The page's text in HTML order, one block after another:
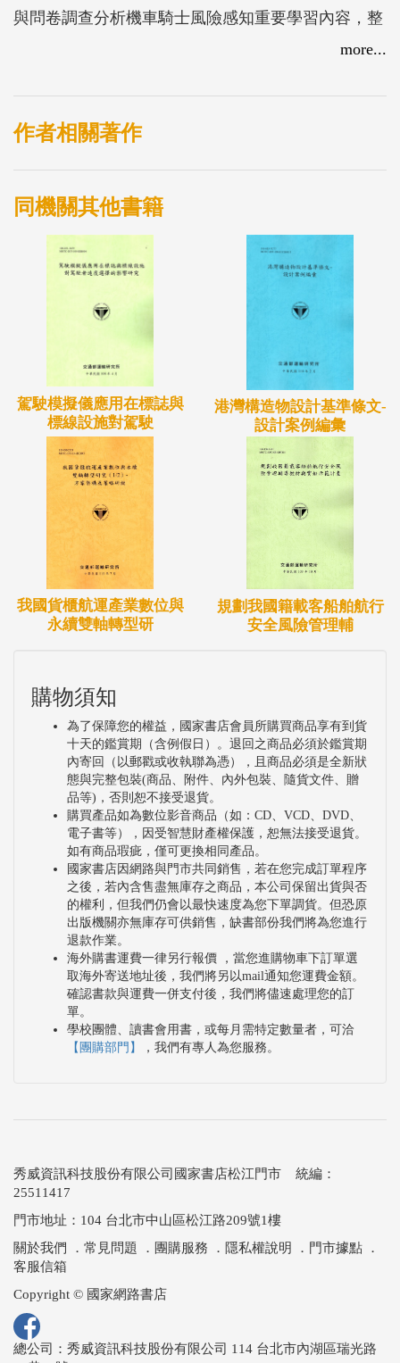
與問卷調查分析機車騎士風險感知重要學習內容，整
理各個風險主題之重點學習訓練內容，發展出機車行
駛等，以作為後續建構機車駕駛遊戲內容之基礎。本
計畫以少車道數情境進行機車駕駛遊戲情境設計，擴
展示暨應用方式座談會，並探討機車駕駛遊戲學習系
統應用於機車駕訓的可行性和可行方式。
本計畫同時針對年輕人設計機車安全認知知識問卷，
以了解年輕人之機車安全認知知識能力，問卷題目包
含標誌標線及號誌意義與設置功能、讓路權法規及正
確駕駛行為，並依據問卷分析結果整理年輕機車騎士
需加強之處，研擬由機車出發至停車過程中，10大機
車駕駛應該學習的機車安全主題。本計畫最後針對大
學生進行遊戲系統及紙本教材的施測，了解未考取駕
照或剛考取駕照但駕駛經驗較少的學習者，在使用不
同教學方法下，對於交通安全知識的學習成效差異，
最後提出機車危險感知學習工具應用發展及推廣建
more...
作者相關著作
同機關其他書籍
駕駛模擬儀應用在標誌與
標線設施對駕駛
港灣構造物設計基準條文-
設計案例編彙
我國貨櫃航運產業數位與
永續雙軸轉型研
規劃我國籍載客船舶航行
安全風險管理輔
購物須知
為了保障您的權益，國家書店會員所購買商品享有到貨
十天的鑑賞期（含例假日）。退回之商品必須於鑑賞期
內寄回（以郵戳或收執聯為憑），且商品必須是全新狀
態與完整包裝(商品、附件、內外包裝、隨貨文件、贈
品等)，否則恕不接受退貨。
購買產品如為數位影音商品（如：CD、VCD、DVD、
電子書等），因受智慧財產權保護，恕無法接受退貨。
如有商品瑕疵，僅可更換相同產品。
國家書店因網路與門市共同銷售，若在您完成訂單程序
之後，若內含售盡無庫存之商品，本公司保留出貨與否
的權利，但我們仍會以最快速度為您下單調貨。但恐原
出版機關亦無庫存可供銷售，缺書部份我們將為您進行
退款作業。
海外購書運費一律另行報價 ，當您進購物車下訂單選
取海外寄送地址後，我們將另以mail通知您運費金額。
確認書款與運費一併支付後，我們將儘速處理您的訂
單。
學校團體、讀書會用書，或每月需特定數量者，可洽
【團購部門】
，我們有專人為您服務。
秀威資訊科技股份有限公司國家書店松江門市 統編：
25511417
門市地址：104 台北市中山區松江路209號1樓
關於我們
． 常見問題 ． 團購服務 ． 隱私權說明 ． 門市據點 ．
客服信箱
Copyright © 國家網路書店
總公司：秀威資訊科技股份有限公司 114 台北市內湖區瑞光路